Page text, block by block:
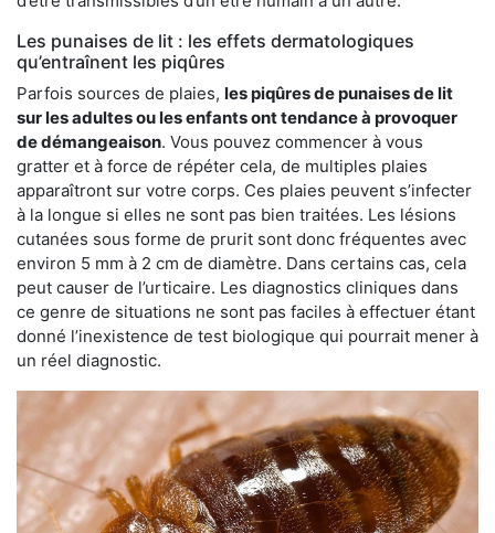
Les punaises de lit : les effets dermatologiques
qu’entraînent les piqûres
Parfois sources de plaies, les piqûres de punaises de lit
sur les adultes ou les enfants ont tendance à provoquer
de démangeaison. Vous pouvez commencer à vous
gratter et à force de répéter cela, de multiples plaies
apparaîtront sur votre corps. Ces plaies peuvent s’infecter
à la longue si elles ne sont pas bien traitées. Les lésions
cutanées sous forme de prurit sont donc fréquentes avec
environ 5 mm à 2 cm de diamètre. Dans certains cas, cela
peut causer de l’urticaire. Les diagnostics cliniques dans
ce genre de situations ne sont pas faciles à effectuer étant
donné l’inexistence de test biologique qui pourrait mener à
un réel diagnostic.